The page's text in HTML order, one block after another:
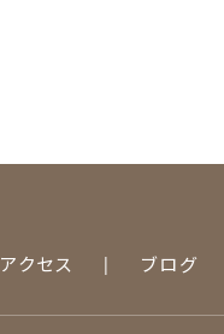
アクセス ブログ